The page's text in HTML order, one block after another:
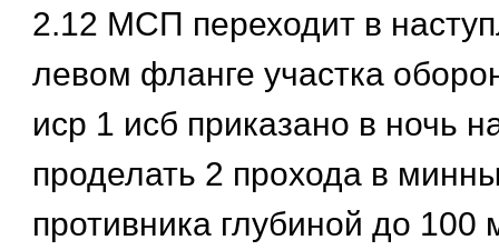
2.12 МСП переходит в
левом фланге участка
иср 1 исб приказано в ночь
проделать 2 прохода в
противника глубиной до 100